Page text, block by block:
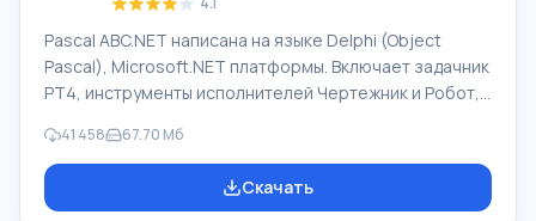
Pascal ABC.NET написана на языке Delphi (Object
Pascal), Microsoft.NET платформы. Включает задачник
PT4, инструменты исполнителей Чертежник и Робот,
изучении программирования. Основное назначение
систем программирования Pascal ABC.NET изучение и
обучение языкам современного программирования.
41 458 67.70 Мб
Скачать